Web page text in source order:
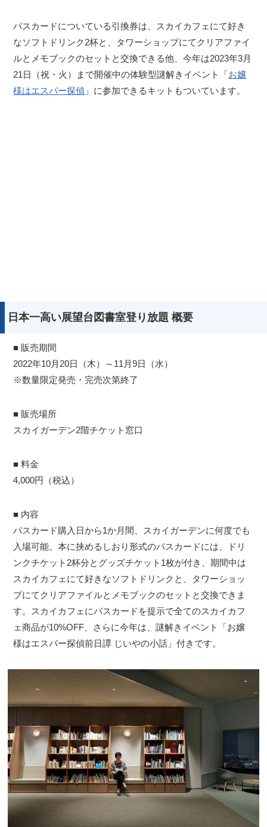
パスカードについている引換券は、スカイカフェにて好き
なソフトドリンク2杯と、タワーショップにてクリアファイ
ルとメモブックのセットと交換できる他、今年は2023年3月
21日（祝・火）まで開催中の体験型謎解きイベント「お嬢
様はエスパー探偵 」に参加できるキットもついています。
日本一高い展望台図書室登り放題 概要
■ 販売期間
2022年10月20日（木）～11月9日（水）
※数量限定発売・完売次第終了
■ 販売場所
スカイガーデン2階チケット窓口
■ 料金
4,000円（税込）
■ 内容
パスカード購入日から1か月間、スカイガーデンに何度でも
入場可能。本に挟めるしおり形式のパスカードには、ドリ
ンクチケット2杯分とグッズチケット1枚が付き、期間中は
スカイカフェにて好きなソフトドリンクと、タワーショッ
プにてクリアファイルとメモブックのセットと交換できま
す。スカイカフェにパスカードを提示で全てのスカイカフ
ェ商品が10%OFF、さらに今年は、謎解きイベント「お嬢
様はエスパー探偵前日譚 じいやの小話」付きです。